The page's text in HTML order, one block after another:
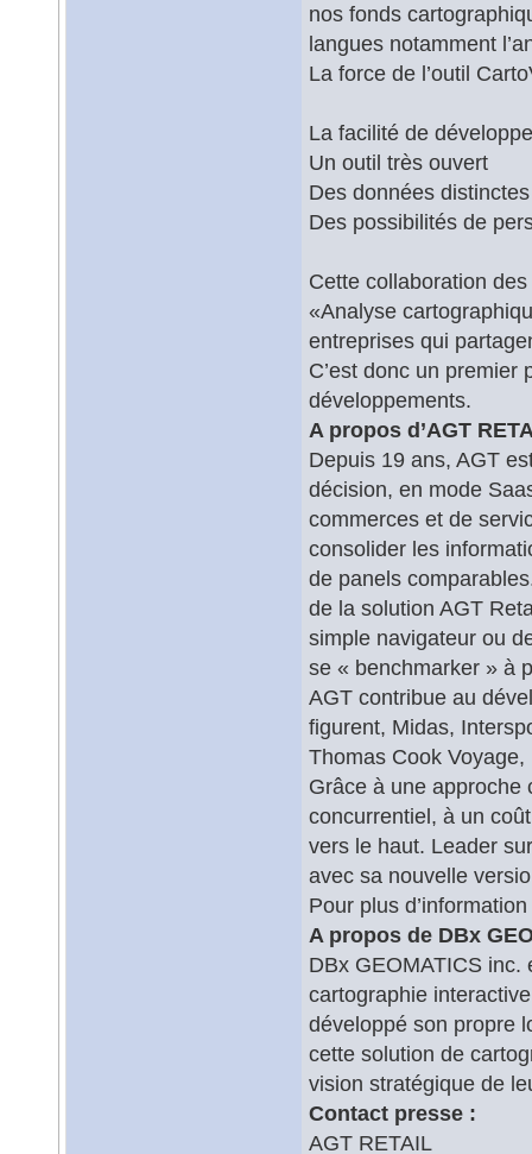
nos fonds
langues notamment
La force de l’outil
La facilité de
Un outil très ouvert
Des données
Des possibilités de
Cette collaboration
«Analyse
entreprises qui
C’est donc un
développements.
A propos d’AGT
Depuis 19 ans, AGT
décision, en mode
commerces et de
consolider les
de panels
de la solution AGT
simple navigateur ou
se « benchmarker » à
AGT contribue au
figurent, Midas,
Thomas Cook
Grâce à une approche
concurrentiel, à un
vers le haut. Leader
avec sa nouvelle
Pour plus
A propos de DBx
DBx GEOMATICS inc.
cartographie
développé son propre
cette solution de
vision stratégique de
Contact presse :
AGT RETAIL